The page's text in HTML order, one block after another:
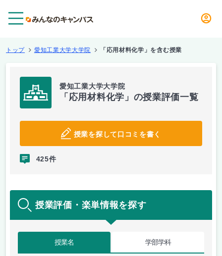
トップ 愛知工業大学大学院 「応用材料化学」を含む授業
愛知工業大学大学院
「応用材料化学」の授業評価一覧
授業を探して口コミを書く
425件
授業評価・楽単情報を探す
授業名 学部学科